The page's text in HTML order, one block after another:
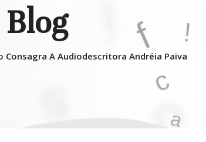
Blog
Consagra A Audiodescritora Andréia Paiva